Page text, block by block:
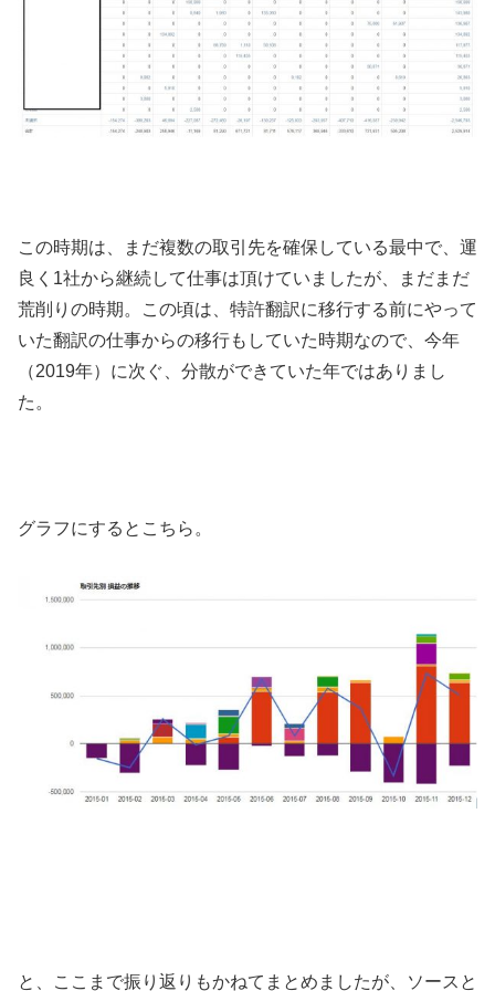
この時期は、まだ複数の取引先を確保している最中で、運
良く1社から継続して仕事は頂けていましたが、まだまだ
荒削りの時期。この頃は、特許翻訳に移行する前にやって
いた翻訳の仕事からの移行もしていた時期なので、今年
（2019年）に次ぐ、分散ができていた年ではありまし
た。
グラフにするとこちら。
と、ここまで振り返りもかねてまとめましたが、ソースと